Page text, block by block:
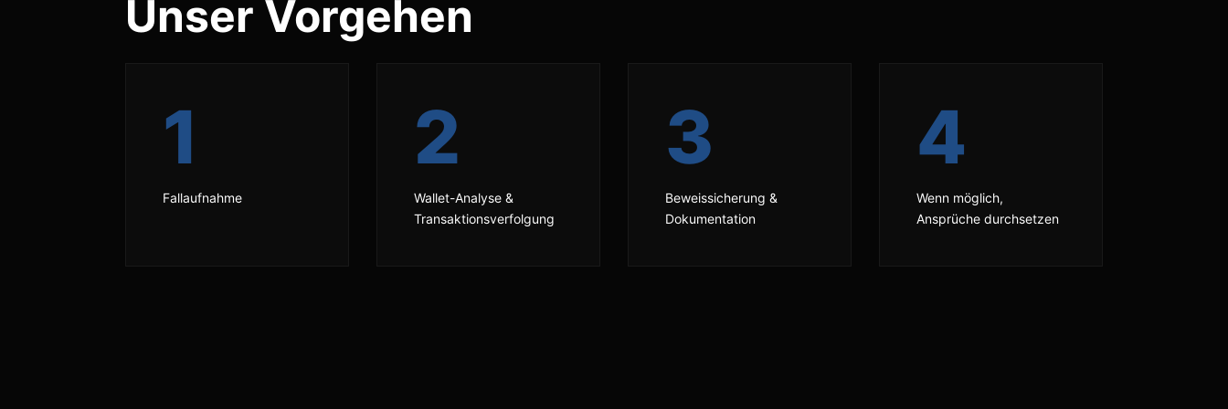
Unser Vorgehen
1
Fallaufnahme
2
Wallet-Analyse &
Transaktionsverfolgung
3
Beweissicherung &
Dokumentation
4
Wenn möglich,
Ansprüche durchsetzen